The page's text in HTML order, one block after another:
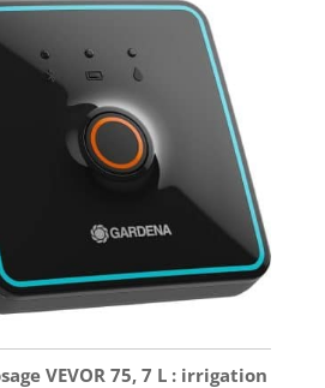
VEVOR 75, 7 L : irrigation